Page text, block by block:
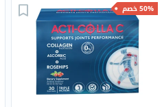
50% خصم